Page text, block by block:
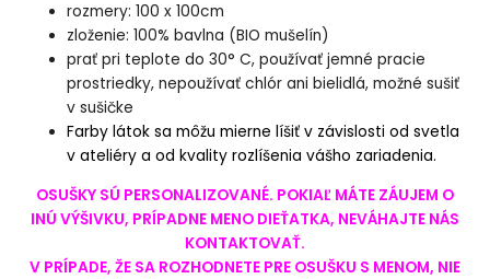
rozmery: 100 x 100cm
zloženie: 100% bavlna (BIO mušelín)
prať pri teplote do 30° C, používať jemné pracie
prostriedky, nepoužívať chlór ani bielidlá, možné sušiť
v sušičke
Farby látok sa môžu mierne líšiť v závislosti od svetla
v ateliéry a od kvality rozlíšenia vášho zariadenia.
OSUŠKY SÚ PERSONALIZOVANÉ. POKIAĽ MÁTE ZÁUJEM O
INÚ VÝŠIVKU, PRÍPADNE MENO DIEŤATKA, NEVÁHAJTE NÁS
KONTAKTOVAŤ.
V PRÍPADE, ŽE SA ROZHODNETE PRE OSUŠKU S MENOM, NIE